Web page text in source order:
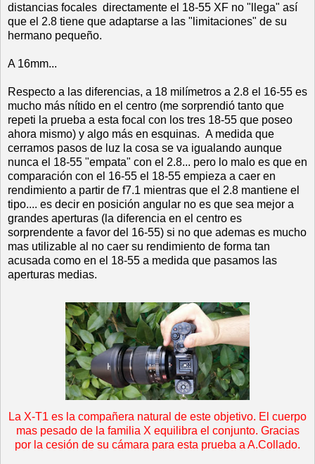
distancias focales directamente el 18-55 XF no "llega" así
que el 2.8 tiene que adaptarse a las "limitaciones" de su
hermano pequeño.
A 16mm...
Respecto a las diferencias, a 18 milímetros a 2.8 el 16-55 es
mucho más nítido en el centro (me sorprendió tanto que
repeti la prueba a esta focal con los tres 18-55 que poseo
ahora mismo) y algo más en esquinas. A medida que
cerramos pasos de luz la cosa se va igualando aunque
nunca el 18-55 "empata" con el 2.8... pero lo malo es que en
comparación con el 16-55 el 18-55 empieza a caer en
rendimiento a partir de f7.1 mientras que el 2.8 mantiene el
tipo.... es decir en posición angular no es que sea mejor a
grandes aperturas (la diferencia en el centro es
sorprendente a favor del 16-55) si no que ademas es mucho
mas utilizable al no caer su rendimiento de forma tan
acusada como en el 18-55 a medida que pasamos las
aperturas medias.
La X-T1 es la compañera natural de este objetivo. El cuerpo
mas pesado de la familia X equilibra el conjunto. Gracias
por la cesión de su cámara para esta prueba a A.Collado.